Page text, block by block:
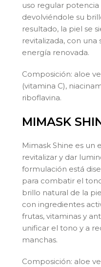
uso regular
devolviéndole su
resultado, la piel se
revitalizada, con una
energía renovada.
Composición: aloe
(vitamina C),
riboflavina.
MIMASK
Mimask Shine es un
revitalizar y dar
formulación está
para combatir el
brillo natural de la
con ingredientes
frutas, vitaminas y
unificar el tono y a
manchas.
Composición: aloe